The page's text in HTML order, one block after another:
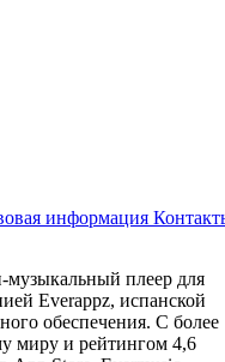
информация
плеер для
Everappz, испанской
обеспечения. С более
миру и рейтингом 4,6